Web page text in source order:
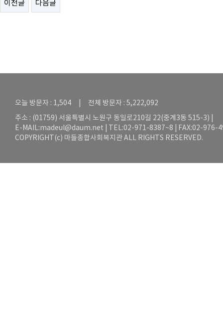
이전글 다음글
오늘 방문자 : 1,504 | 전체 방문자 : 5,222,092
주소 : (01759) 서울특별시 노원구 동일로210길 22(중계3동 515-3) |
E-MAIL:madeul@daum.net | TEL:02-971-8387~8 | FAX:02-976-
COPYRIGHT(c) 마들종합사회복지관 ALL RIGHTS RESERVED.